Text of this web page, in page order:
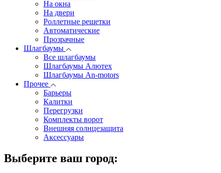
На окна
На двери
Роллетные решетки
Автоматические
Прозрачные
Шлагбаумы
Все шлагбаумы
Шлагбаумы Алютех
Шлагбаумы An-motors
Прочее
Барьеры
Калитки
Перегрузки
Комплекты ворот
Внешняя солнцезащита
Аксессуары
Выберите ваш город: